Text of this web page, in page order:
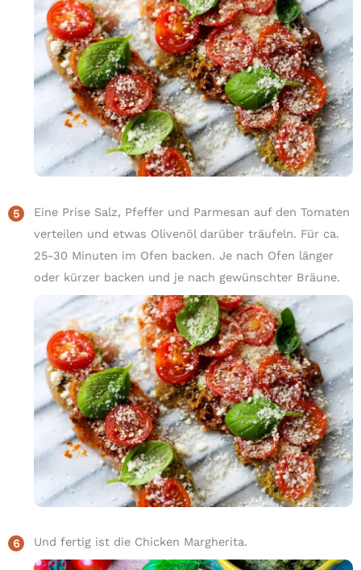
Eine Prise Salz, Pfeffer und Parmesan auf den Tomaten
verteilen und etwas Olivenöl darüber träufeln. Für ca.
25-30 Minuten im Ofen backen. Je nach Ofen länger
oder kürzer backen und je nach gewünschter Bräune.
Und fertig ist die Chicken Margherita.